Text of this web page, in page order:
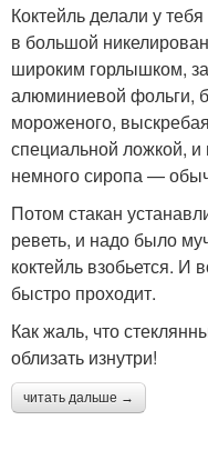
Коктейль делали у
в большой
широким горлышком,
алюминиевой фольги,
мороженого,
специальной ложкой, и
немного сиропа —
Потом стакан
реветь, и надо было
коктейль взобьется.
быстро проходит.
Как жаль, что
облизать изнутри!
читать дальше →